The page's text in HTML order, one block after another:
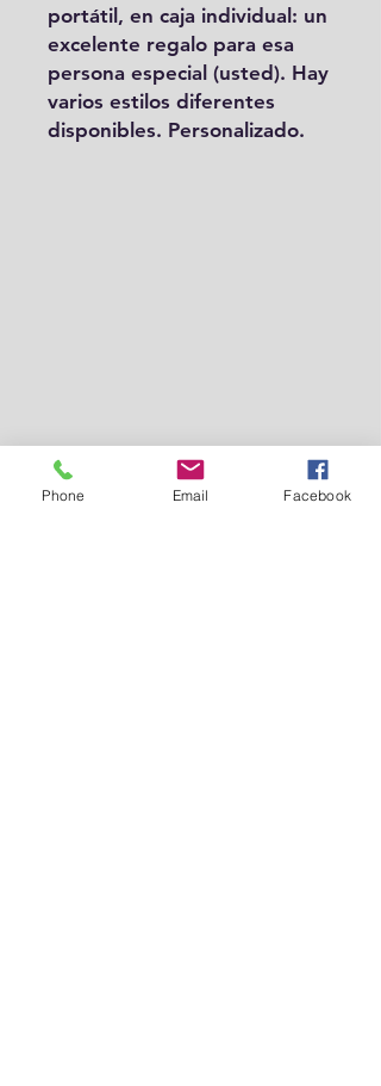
portátil, en caja individual: un
excelente regalo para esa
persona especial (usted). Hay
varios estilos diferentes
disponibles. Personalizado.
Phone Email Facebook